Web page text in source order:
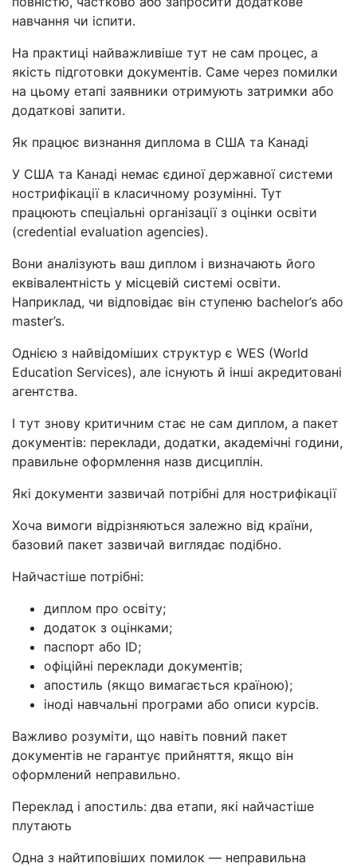
навчання чи іспити.
На практиці найважливіше тут не сам процес, а
якість підготовки документів. Саме через помилки
на цьому етапі заявники отримують затримки або
додаткові запити.
Як працює визнання диплома в США та Канаді
У США та Канаді немає єдиної державної системи
нострифікації в класичному розумінні. Тут
працюють спеціальні організації з оцінки освіти
(credential evaluation agencies).
Вони аналізують ваш диплом і визначають його
еквівалентність у місцевій системі освіти.
Наприклад, чи відповідає він ступеню bachelor’s або
master’s.
Однією з найвідоміших структур є WES (World
Education Services), але існують й інші акредитовані
агентства.
І тут знову критичним стає не сам диплом, а пакет
документів: переклади, додатки, академічні години,
правильне оформлення назв дисциплін.
Які документи зазвичай потрібні для нострифікації
Хоча вимоги відрізняються залежно від країни,
базовий пакет зазвичай виглядає подібно.
Найчастіше потрібні:
диплом про освіту;
додаток з оцінками;
паспорт або ID;
офіційні переклади документів;
апостиль (якщо вимагається країною);
іноді навчальні програми або описи курсів.
Важливо розуміти, що навіть повний пакет
документів не гарантує прийняття, якщо він
оформлений неправильно.
Переклад і апостиль: два етапи, які найчастіше
плутають
Одна з найтиповіших помилок — неправильна